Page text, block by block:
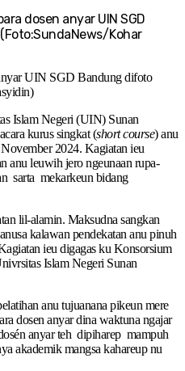
dosen anyar UIN SGD
Kohar
UIN SGD Bandung difoto
Islam Negeri (UIN) Sunan
kurus singkat (short course) anu
2024. Kagiatan ieu
anu leuwih jero ngeunaan rupa-
sarta mekarkeun bidang
lil-alamin. Maksudna sangkan
kalawan pendekatan anu pinuh
ieu digagas ku Konsorsium
Islam Negeri Sunan
anu tujuanana pikeun mere
dosen anyar dina waktuna ngajar
anyar teh dipiharep mampuh
akademik mangsa kahareup nu